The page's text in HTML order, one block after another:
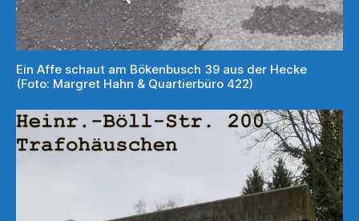
Ein Affe schaut am Bökenbusch 39 aus der Hecke
(Foto: Margret Hahn & Quartierbüro 422)